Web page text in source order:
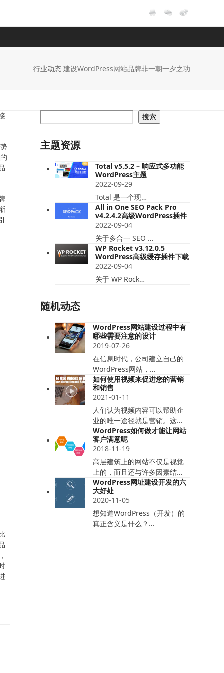
行业动态 建设WordPress网站品牌非一朝一夕之功
搜索
主题资源
Total v5.5.2 – 响应式多功能
WordPress主题
2022-09-29
Total 是一个现…
All in One SEO Pack Pro
v4.2.4.2高级WordPress插件
2022-09-04
关于多合一 SEO …
WP Rocket v3.12.0.5
WordPress高级缓存插件下载
2022-09-04
关于 WP Rock…
随机动态
WordPress网站建设过程中有
哪些需要注意的设计
2019-07-26
在信息时代，公司建立自己的
WordPress网站，…
如何使用视频来促进您的营销
和销售
2021-01-11
人们认为视频内容可以帮助企
业的唯一途径就是营销。这…
WordPress如何做才能让网站
客户满意呢
2018-11-19
高层建筑上的网站不仅是视觉
上的，而且还与许多因素结…
WordPress网址建设开发的六
大好处
2020-11-05
想知道WordPress（开发）的
真正含义是什么？…